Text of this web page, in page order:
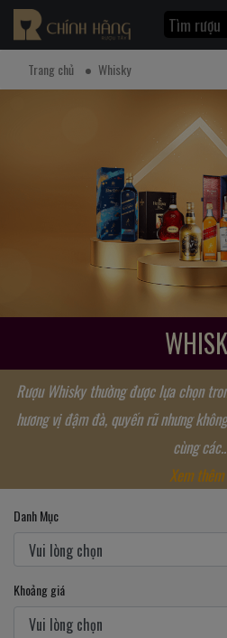
Trang chủ Whisky
Rượu Whisky thường được lựa chọn
hương vị đậm đà, quyến rũ nhưng
cùng
Xem
Danh Mục
Khoảng giá